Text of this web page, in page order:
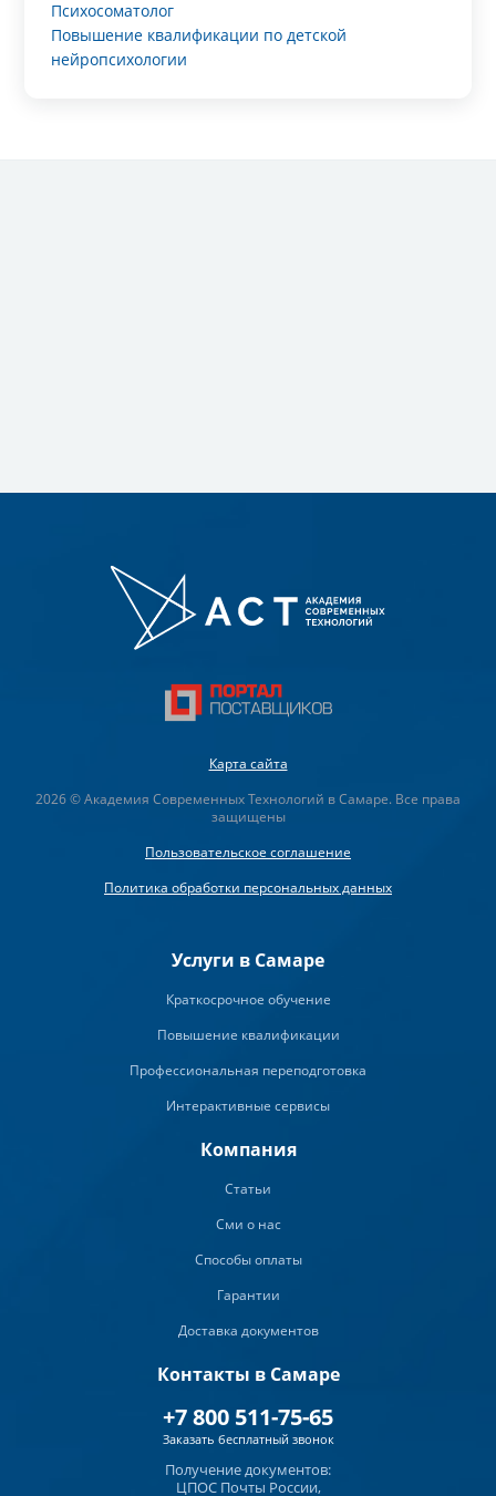
Психосоматолог
Повышение квалификации по детской
нейропсихологии
Карта сайта
2026 © Академия Современных Технологий в Самаре. Все права
защищены
Пользовательское соглашение
Политика обработки персональных данных
Услуги в Самаре
Краткосрочное обучение
Повышение квалификации
Профессиональная переподготовка
Интерактивные сервисы
Компания
Статьи
Сми о нас
Способы оплаты
Гарантии
Доставка документов
Контакты в Самаре
+7 800 511-75-65
Заказать бесплатный звонок
Получение документов:
ЦПОС Почты России,